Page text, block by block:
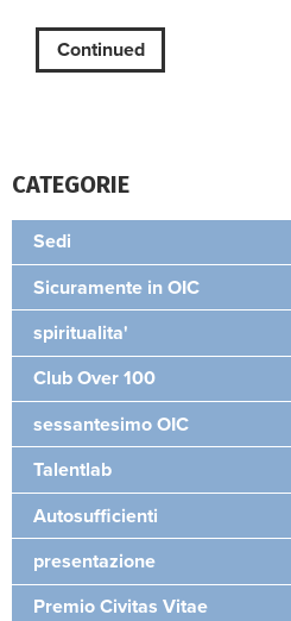
Continued
CATEGORIE
Sedi
Sicuramente in OIC
spiritualita'
Club Over 100
sessantesimo OIC
Talentlab
Autosufficienti
presentazione
Premio Civitas Vitae